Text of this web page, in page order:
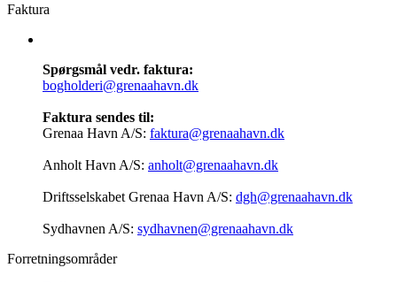
Faktura
Spørgsmål vedr. faktura:
bogholderi@grenaahavn.dk
Faktura sendes til:
Grenaa Havn A/S: faktura@grenaahavn.dk
Anholt Havn A/S: anholt@grenaahavn.dk
Driftsselskabet Grenaa Havn A/S: dgh@grenaahavn.dk
Sydhavnen A/S: sydhavnen@grenaahavn.dk
Forretningsområder